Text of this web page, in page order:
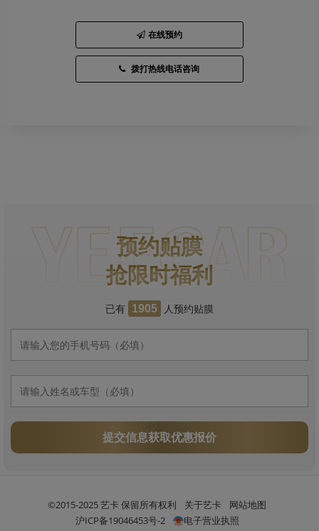
在线预约
拨打热线电话咨询
预约贴膜
抢限时福利
已有 1905 人预约贴膜
提交信息获取优惠报价
©2015-2025 艺卡 保留所有权利 关于艺卡
网站地图
沪ICP备19046453号-2
电子营业执照